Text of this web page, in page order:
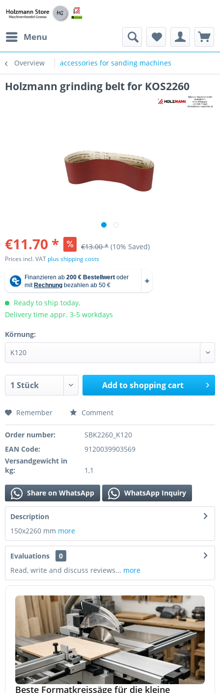
Menu
Overview accessories for sanding machines
Holzmann grinding belt for KOS2260
€11.70 * €13.00 * (10% Saved)
Prices incl. VAT plus shipping costs
Ready to ship today,
Delivery time appr. 3-5 workdays
Körnung:
Add toshopping cart
Remember Comment
Order number:
SBK2260_K120
EAN Code:
9120039903569
Versandgewicht in
kg:
1,1
Share on WhatsApp WhatsApp Inquiry
Description
150x2260 mm more
Evaluations
0
Read, write and discuss reviews... more
Beste Formatkreissäge für die kleine